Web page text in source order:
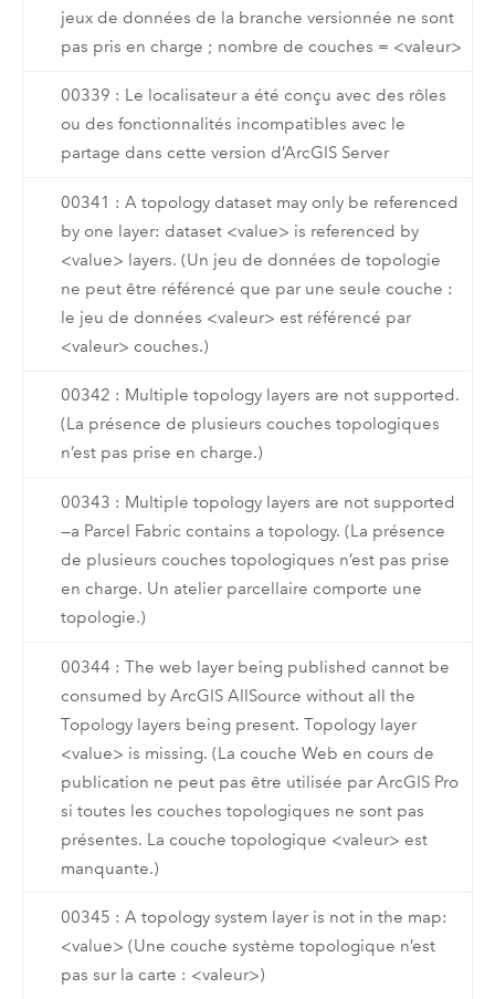
jeux de données de la branche versionnée ne sont
pas pris en charge ; nombre de couches = <valeur>
00339 : Le localisateur a été conçu avec des rôles
ou des fonctionnalités incompatibles avec le
partage dans cette version d’ArcGIS Server
00341 : A topology dataset may only be referenced
by one layer: dataset <value> is referenced by
<value> layers. (Un jeu de données de topologie
ne peut être référencé que par une seule couche :
le jeu de données <valeur> est référencé par
<valeur> couches.)
00342 : Multiple topology layers are not supported.
(La présence de plusieurs couches topologiques
n’est pas prise en charge.)
00343 : Multiple topology layers are not supported
—a Parcel Fabric contains a topology. (La présence
de plusieurs couches topologiques n’est pas prise
en charge. Un atelier parcellaire comporte une
topologie.)
00344 : The web layer being published cannot be
consumed by ArcGIS AllSource without all the
Topology layers being present. Topology layer
<value> is missing. (La couche Web en cours de
publication ne peut pas être utilisée par ArcGIS Pro
si toutes les couches topologiques ne sont pas
présentes. La couche topologique <valeur> est
manquante.)
00345 : A topology system layer is not in the map:
<value> (Une couche système topologique n’est
pas sur la carte : <valeur>)